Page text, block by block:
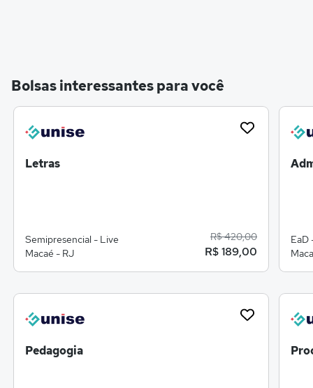
Bolsas interessantes para você
Letras
Semipresencial - Live
Macaé - RJ
R$ 420,00
R$ 189,00
Pedagogia
EaD